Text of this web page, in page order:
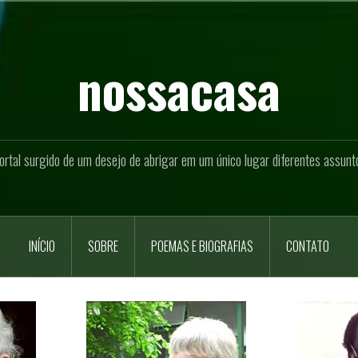
nossacasa
surgido de um desejo de abrigar em um único lugar diferentes
INÍCIO SOBRE POEMAS E BIOGRAFIAS CONTATO